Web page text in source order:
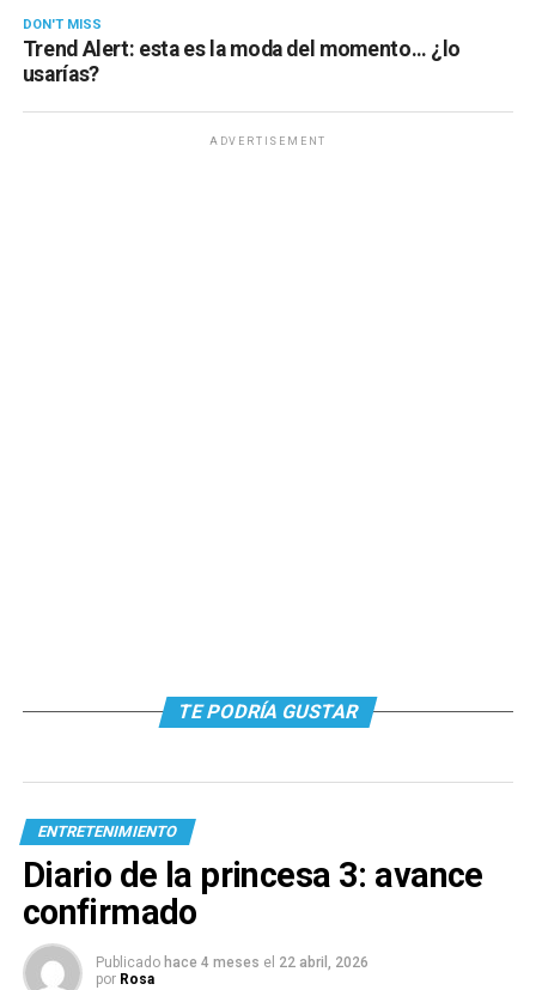
DON'T MISS
Trend Alert: esta es la moda del momento… ¿lo
usarías?
ADVERTISEMENT
TE PODRÍA GUSTAR
ENTRETENIMIENTO
Diario de la princesa 3: avance
confirmado
Publicado hace 4 meses el 22 abril, 2026
por Rosa